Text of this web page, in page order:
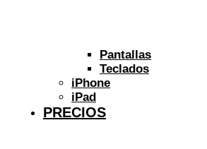
Pantallas
Teclados
iPhone
iPad
PRECIOS